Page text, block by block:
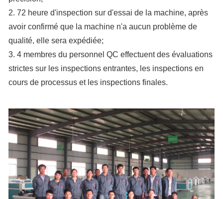
2. 72 heure d'inspection sur d'essai de la machine, après
avoir confirmé que la machine n'a aucun problème de
qualité, elle sera expédiée;
3. 4 membres du personnel QC effectuent des évaluations
strictes sur les inspections entrantes, les inspections en
cours de processus et les inspections finales.